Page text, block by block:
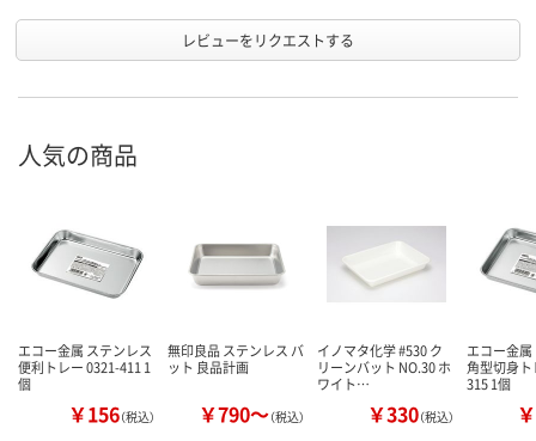
レビューをリクエストする
人気の商品
エコー金属 ステンレス
便利トレー 0321-411 1
個
￥156（税込）
無印良品 ステンレス バ
ット 良品計画
￥790～（税込）
イノマタ化学 #530 ク
リーンバット NO.30 ホ
ワイト…
￥330（税込）
エコー金
角型切身ト
315 1個